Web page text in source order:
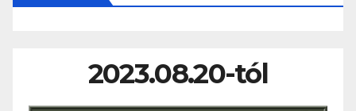
2023.08.20-tól